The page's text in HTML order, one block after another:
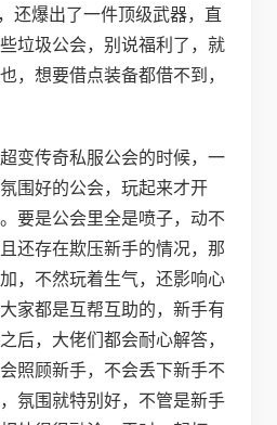
还爆出了一件顶级武器，直
垃圾公会，别说福利了，就
，想要借点装备都借不到，
变传奇私服公会的时候，一
围好的公会，玩起来才开
要是公会里全是喷子，动不
还存在欺压新手的情况，那
，不然玩着生气，还影响心
家都是互帮互助的，新手有
后，大佬们都会耐心解答，
照顾新手，不会丢下新手不
氛围就特别好，不管是新手